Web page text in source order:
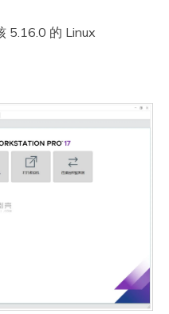
5.16.0 的 Linux